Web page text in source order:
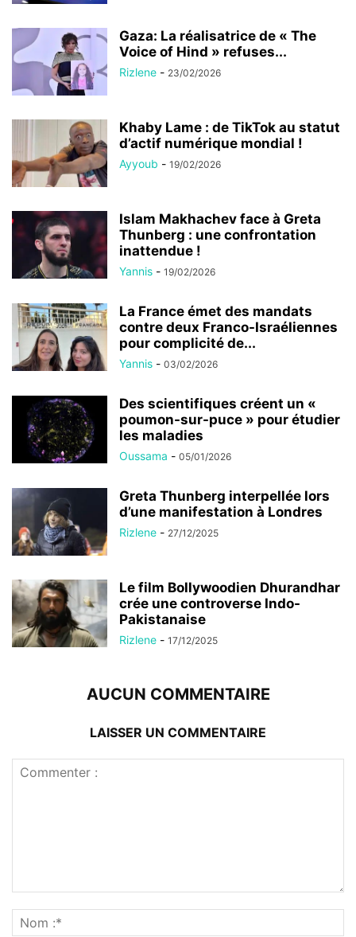
Gaza: La réalisatrice de « The
Voice of Hind » refuses...
Rizlene - 23/02/2026
Khaby Lame : de TikTok au statut
d’actif numérique mondial !
Ayyoub - 19/02/2026
Islam Makhachev face à Greta
Thunberg : une confrontation
inattendue !
Yannis - 19/02/2026
La France émet des mandats
contre deux Franco-Israéliennes
pour complicité de...
Yannis - 03/02/2026
Des scientifiques créent un «
poumon-sur-puce » pour étudier
les maladies
Oussama - 05/01/2026
Greta Thunberg interpellée lors
d’une manifestation à Londres
Rizlene - 27/12/2025
Le film Bollywoodien Dhurandhar
crée une controverse Indo-
Pakistanaise
Rizlene - 17/12/2025
AUCUN COMMENTAIRE
LAISSER UN COMMENTAIRE